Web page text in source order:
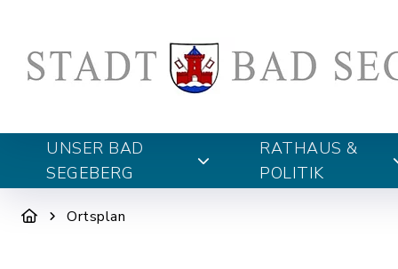
UNSER BAD
SEGEBERG
RATHAUS &
POLITIK
Ortsplan